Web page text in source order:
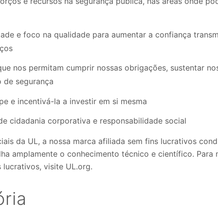
e foco na qualidade para aumentar a confiança
nos permitam cumprir nossas obrigações, sustentar
de segurança
e incentivá-la a investir em si mesma
cidadania corporativa e responsabilidade social
da UL, a nossa marca afiliada sem fins lucrativos
amplamente o conhecimento técnico e científico. Para
lucrativos, visite UL.org.